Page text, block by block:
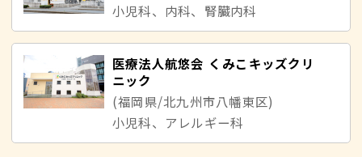
小児科、内科、腎臓内科
医療法人航悠会 くみこキッズクリ
ニック
(福岡県/北九州市八幡東区)
小児科、アレルギー科